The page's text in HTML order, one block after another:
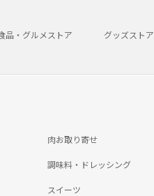
品・グルメストア グッズストア
肉お取り寄せ
調味料・ドレッシング
スイーツ